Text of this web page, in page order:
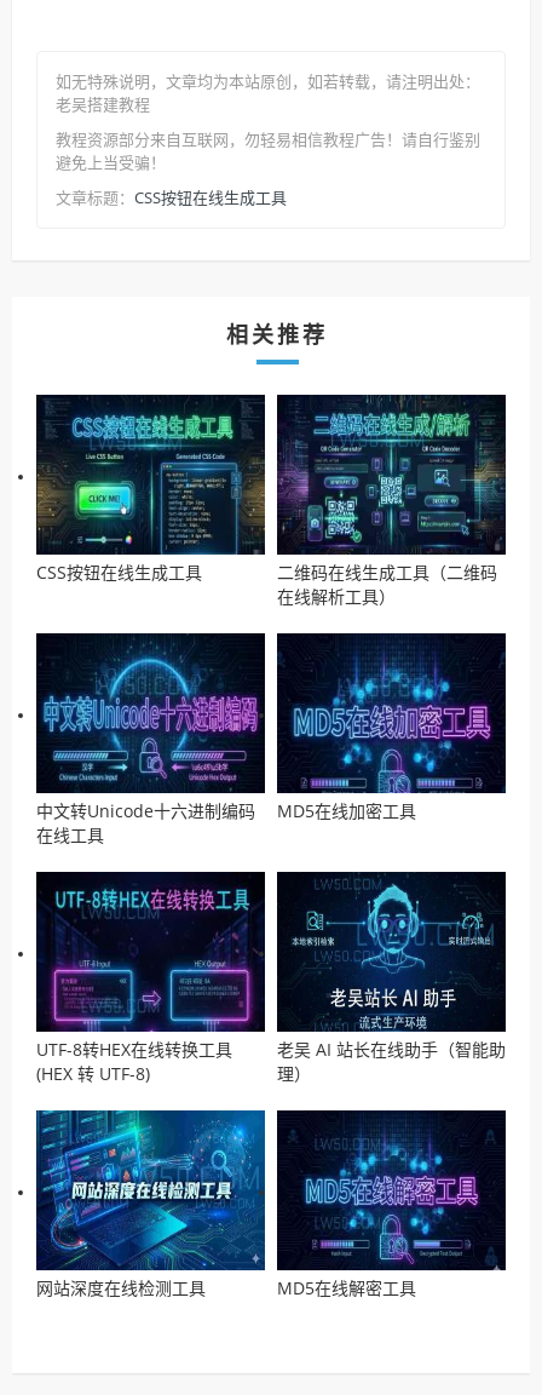
如无特殊说明，文章均为本站原创 ，如若转载，请注明出处：
老吴搭建教程
教程资源部分来自互联网，勿轻易相信教程广告！请自行鉴别
避免上当受骗！
文章标题： CSS按钮在线生成工具
相关推荐
CSS按钮在线生成工具
二维码在线生成工具（二维码
在线解析工具）
中文转Unicode十六进制编码
在线工具
MD5在线加密工具
UTF-8转HEX在线转换工具
(HEX 转 UTF-8)
老吴 AI 站长在线助手（智能助
理）
网站深度在线检测工具 MD5在线解密工具